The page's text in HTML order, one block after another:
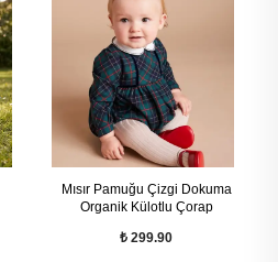
Mısır Pamuğu Çizgi Dokuma
Organik Külotlu Çorap
₺ 299.90